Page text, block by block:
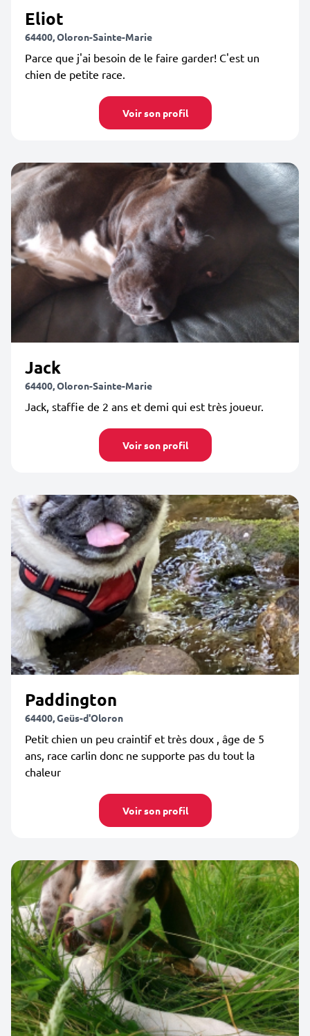
Eliot
64400, Oloron-Sainte-Marie
Parce que j'ai besoin de le faire garder! C'est un
chien de petite race.
Voir son profil
Jack
64400, Oloron-Sainte-Marie
Jack, staffie de 2 ans et demi qui est très joueur.
Voir son profil
Paddington
64400, Geüs-d'Oloron
Petit chien un peu craintif et très doux , âge de 5
ans, race carlin donc ne supporte pas du tout la
chaleur
Voir son profil